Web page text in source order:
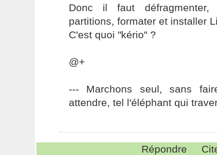
Donc il faut défragmenter,
partitions, formater et installer
C'est quoi "kério" ?
@+
--- Marchons seul, sans
attendre, tel l'éléphant qui
Répondre